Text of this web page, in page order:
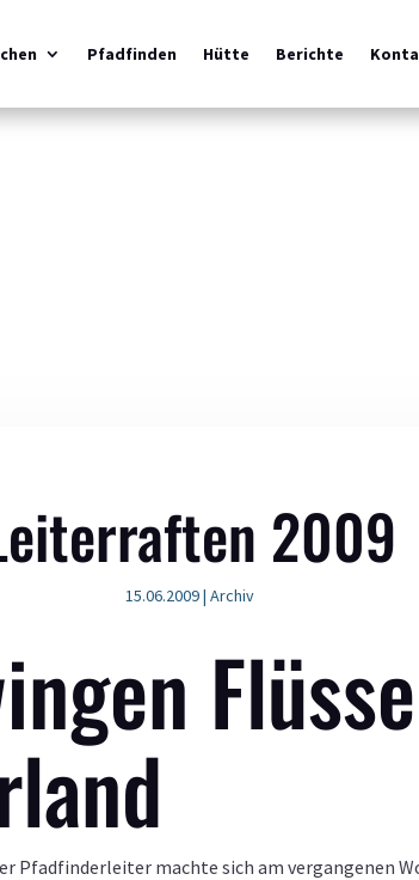
Pfadfinden Hütte Berichte
2009
15.06.2009| Archiv
Pfadfinderleiter machte sich am vergangenen